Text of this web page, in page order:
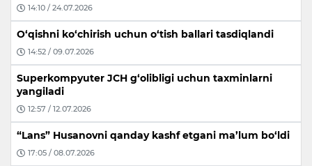
14:10 / 24.07.2026
O‘qishni ko‘chirish uchun o‘tish ballari tasdiqlandi
14:52 / 09.07.2026
Superkompyuter JCH g‘olibligi uchun taxminlarni
yangiladi
12:57 / 12.07.2026
“Lans” Husanovni qanday kashf etgani ma’lum bo‘ldi
17:05 / 08.07.2026